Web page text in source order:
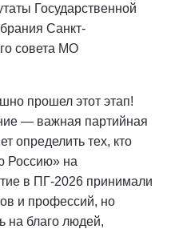
Государственной
Санкт-
совета МО
прошел этот этап!
— важная партийная
определить тех, кто
Россию» на
в ПГ-2026 принимали
и профессий, но
на благо людей,